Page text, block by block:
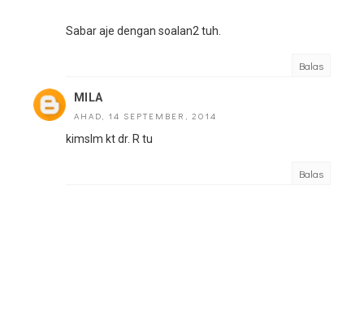
Sabar aje dengan soalan2 tuh.
Balas
MILA
AHAD, 14 SEPTEMBER, 2014
kimslm kt dr. R tu
Balas